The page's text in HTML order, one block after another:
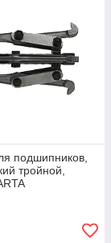
подшипников,
тройной,